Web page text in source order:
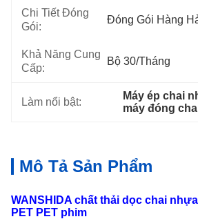
Chi Tiết Đóng
Gói:
Đóng Gói Hàng
Khả Năng Cung
Cấp:
Bộ 30/tháng
Làm nổi bật:
Máy ép chai
máy đóng
Mô Tả Sản Phẩm
WANSHIDA chất thải dọc chai
PET PET phim